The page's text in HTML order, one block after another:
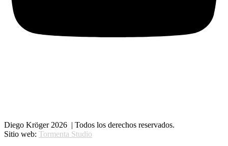
Diego Kröger 2026 | Todos los derechos reservados.
Sitio web: Tormenta Studio